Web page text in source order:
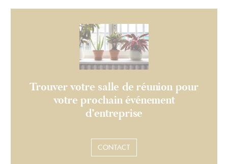
Trouver votre salle de réunion pour
votre prochain événement
d’entreprise
CONTACT